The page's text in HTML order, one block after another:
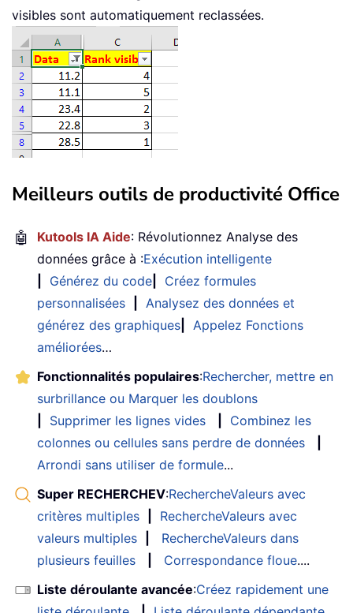
visibles sont automatiquement reclassées.
Meilleurs outils de productivité Office
🤖 Kutools IA Aide: Révolutionnez Analyse des
données grâce à :Exécution intelligente
Générez du code
Créez formules
personnalisées
Analysez des données et
générez des graphiques
Appelez Fonctions
améliorées…
Fonctionnalités populaires:Rechercher, mettre en
surbrillance ou Marquer les doublons
Supprimer les lignes vides
Combinez les
colonnes ou cellules sans perdre de données
Arrondi sans utiliser de formule...
Super RECHERCHEV:RechercheValeurs avec
critères multiples
RechercheValeurs avec
valeurs multiples
RechercheValeurs dans
plusieurs feuilles
Correspondance floue....
Liste déroulante avancée:Créez rapidement une